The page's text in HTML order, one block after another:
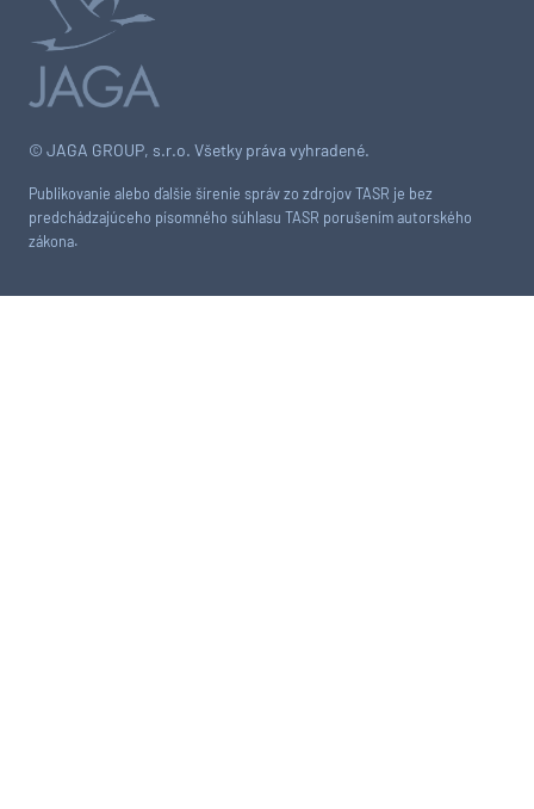
© JAGA GROUP, s.r.o. Všetky práva vyhradené.
Publikovanie alebo ďalšie šírenie správ zo zdrojov TASR je bez
predchádzajúceho písomného súhlasu TASR porušením autorského
zákona.